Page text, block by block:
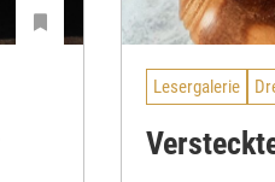
Lesergalerie